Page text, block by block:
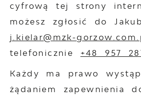
cyfrową tej strony
możesz zgłosić do
j.kielar@mzk-
telefonicznie +48 957
Każdy ma prawo
żądaniem zapewnienia